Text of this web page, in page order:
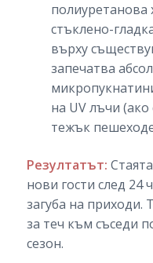
полиуретанова
стъклено-
върху
запечатва
на UV лъчи
тежък
Резултатът:
нови гости след 24
загуба на
за теч към съседи
сезон.